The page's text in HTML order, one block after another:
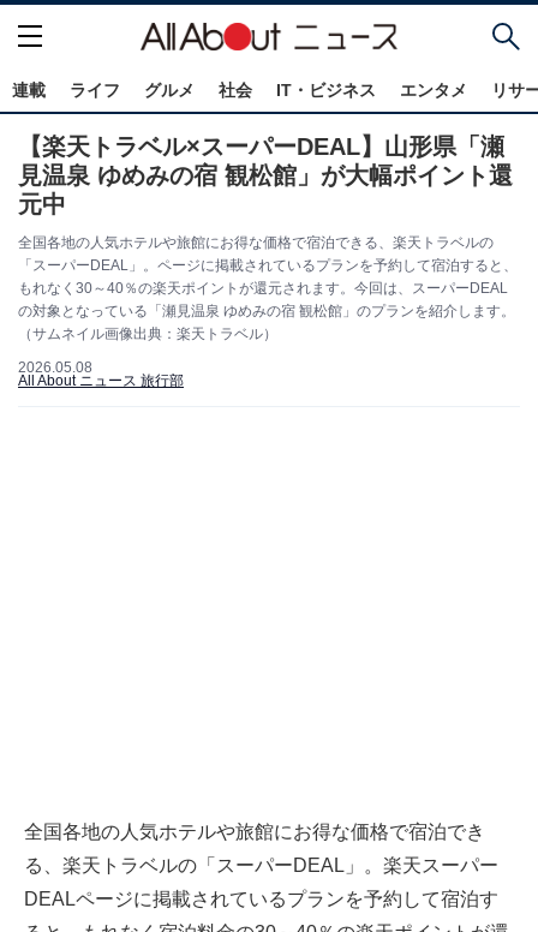
連載 ライフ グルメ 社会 IT・ビジネス エンタメ リサ
【楽天トラベル×スーパーDEAL】山形県「瀬
見温泉 ゆめみの宿 観松館」が大幅ポイント還
元中
全国各地の人気ホテルや旅館にお得な価格で宿泊できる、楽天トラベルの
「スーパーDEAL」。ページに掲載されているプランを予約して宿泊すると、
もれなく30～40％の楽天ポイントが還元されます。今回は、スーパーDEAL
の対象となっている「瀬見温泉 ゆめみの宿 観松館」のプランを紹介します。
（サムネイル画像出典：楽天トラベル）
2026.05.08
All About ニュース 旅行部
全国各地の人気ホテルや旅館にお得な価格で宿泊でき
る、 楽天トラベルの「スーパーDEAL」。楽天スーパー
DEALページに掲載されているプランを予約して宿泊す